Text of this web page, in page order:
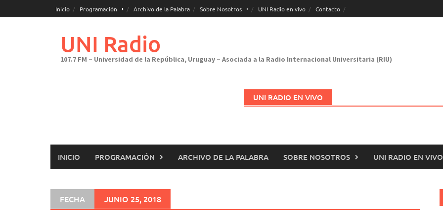
al
Inicio Programación Archivo de la Palabra Sobre Nosotros UNI Radio en vivo Contacto
UNI Radio
107.7 FM – Universidad de la República, Uruguay – Asociada a la Radio Internacional Universitaria (RIU)
UNI RADIO EN VIVO
INICIO PROGRAMACIÓN ARCHIVO DE LA PALABRA SOBRE NOSOTROS UNI RADIO EN VIVO
FECHA JUNIO 25, 2018